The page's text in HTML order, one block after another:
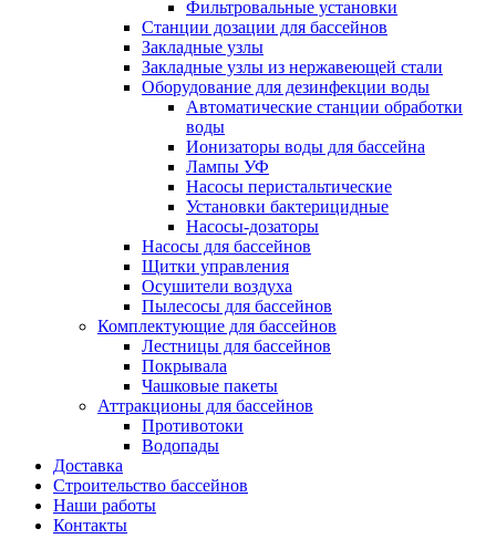
Фильтровальные установки
Станции дозации для бассейнов
Закладные узлы
Закладные узлы из нержавеющей стали
Оборудование для дезинфекции воды
Автоматические станции обработки
воды
Ионизаторы воды для бассейна
Лампы УФ
Насосы перистальтические
Установки бактерицидные
Насосы-дозаторы
Насосы для бассейнов
Щитки управления
Осушители воздуха
Пылесосы для бассейнов
Комплектующие для бассейнов
Лестницы для бассейнов
Покрывала
Чашковые пакеты
Аттракционы для бассейнов
Противотоки
Водопады
Доставка
Строительство бассейнов
Наши работы
Контакты